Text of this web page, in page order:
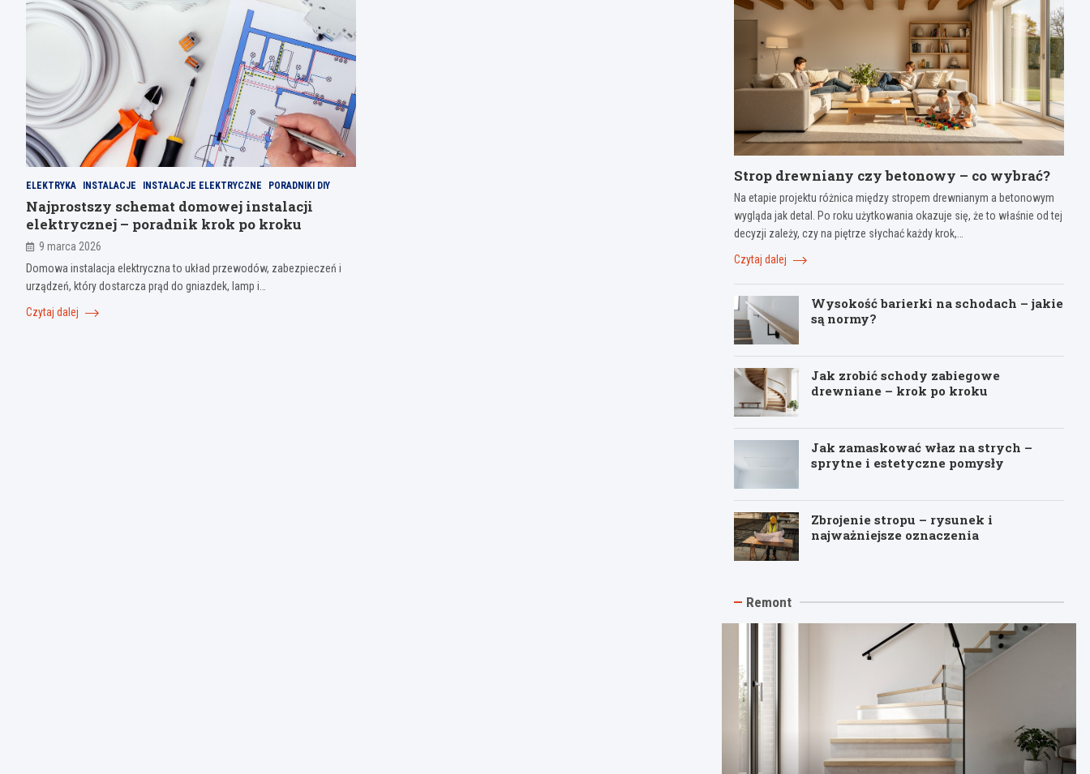
ELEKTRYKA INSTALACJE INSTALACJE ELEKTRYCZNE PORADNIKI DIY
Najprostszy schemat domowej instalacji
elektrycznej – poradnik krok po kroku
9 marca 2026
Domowa instalacja elektryczna to układ przewodów, zabezpieczeń i
urządzeń, który dostarcza prąd do gniazdek, lamp i…
Czytaj dalej
Strop drewniany czy betonowy – co wybrać?
Na etapie projektu różnica między stropem drewnianym a betonowym
wygląda jak detal. Po roku użytkowania okazuje się, że to właśnie od tej
decyzji zależy, czy na piętrze słychać każdy krok,…
Czytaj dalej
Wysokość barierki na schodach – jakie
są normy?
Jak zrobić schody zabiegowe
drewniane – krok po kroku
Jak zamaskować właz na strych –
sprytne i estetyczne pomysły
Zbrojenie stropu – rysunek i
najważniejsze oznaczenia
Remont